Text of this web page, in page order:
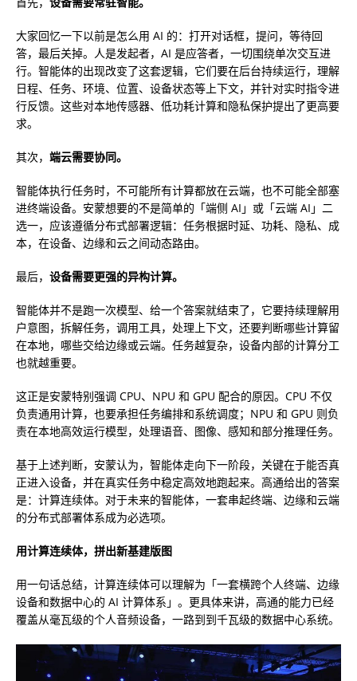
大家回忆一下以前是怎么用 AI 的：打开对话框，提问，等待回
答，最后关掉。人是发起者，AI 是应答者，一切围绕单次交互进
行。智能体的出现改变了这套逻辑，它们要在后台持续运行，理解
日程、任务、环境、位置、设备状态等上下文，并针对实时指令进
行反馈。这些对本地传感器、低功耗计算和隐私保护提出了更高要
求。
其次， 端云需要协同。
智能体执行任务时，不可能所有计算都放在云端，也不可能全部塞
进终端设备。安蒙想要的不是简单的「端侧 AI」或「云端 AI」二
选一，应该遵循分布式部署逻辑：任务根据时延、功耗、隐私、成
本，在设备、边缘和云之间动态路由。
最后， 设备需要更强的异构计算。
智能体并不是跑一次模型、给一个答案就结束了，它要持续理解用
户意图，拆解任务，调用工具，处理上下文，还要判断哪些计算留
在本地，哪些交给边缘或云端。任务越复杂，设备内部的计算分工
也就越重要。
这正是安蒙特别强调 CPU、NPU 和 GPU 配合的原因。CPU 不仅
负责通用计算，也要承担任务编排和系统调度；NPU 和 GPU 则负
责在本地高效运行模型，处理语音、图像、感知和部分推理任务。
基于上述判断，安蒙认为，智能体走向下一阶段，关键在于能否真
正进入设备，并在真实任务中稳定高效地跑起来。高通给出的答案
是：计算连续体。 对于未来的智能体，一套串起终端、边缘和云端
的分布式部署体系成为必选项。
用计算连续体，拼出新基建版图
用一句话总结，计算连续体可以理解为「一套横跨个人终端、边缘
设备和数据中心的 AI 计算体系」。更具体来讲，高通的能力已经
覆盖从毫瓦级的个人音频设备，一路到到千瓦级的数据中心系统。